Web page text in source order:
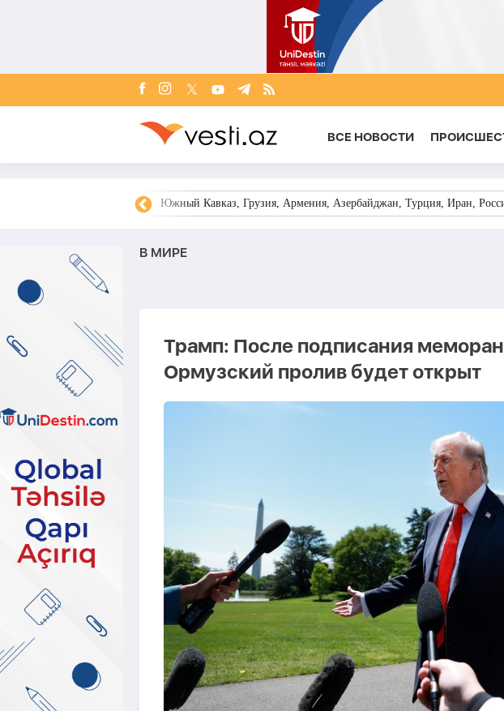
ВСЕ НОВОСТИ
Южный Кавказ, Грузия, Армения, Азербайджан, Турция, Иран,
В МИРЕ
Трамп: После подписания
Ормузский пролив будет открыт